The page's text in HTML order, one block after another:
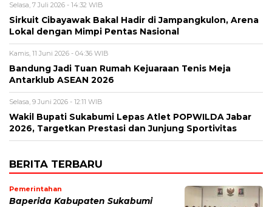
Selasa, 7 Juli 2026 - 14:32 WIB
Sirkuit Cibayawak Bakal Hadir di Jampangkulon, Arena
Lokal dengan Mimpi Pentas Nasional
Kamis, 11 Juni 2026 - 04:36 WIB
Bandung Jadi Tuan Rumah Kejuaraan Tenis Meja
Antarklub ASEAN 2026
Selasa, 9 Juni 2026 - 12:11 WIB
Wakil Bupati Sukabumi Lepas Atlet POPWILDA Jabar
2026, Targetkan Prestasi dan Junjung Sportivitas
BERITA TERBARU
Pemerintahan
Baperida Kabupaten Sukabumi